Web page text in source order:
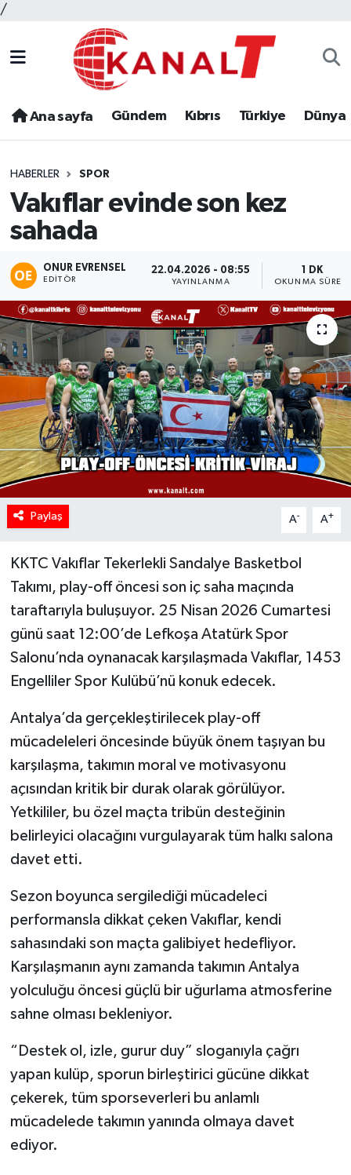
/
Ana sayfa Gündem Kıbrıs Türkiye Dünya
HABERLER SPOR
Vakıflar evinde son kez
sahada
ONUR EVRENSEL
EDITÖR
22.04.2026 - 08:55
YAYINLANMA
1 DK
OKUNMA SÜRESI
Paylaş A- A+
KKTC Vakıflar Tekerlekli Sandalye Basketbol
Takımı, play-off öncesi son iç saha maçında
taraftarıyla buluşuyor. 25 Nisan 2026 Cumartesi
günü saat 12:00’de Lefkoşa Atatürk Spor
Salonu’nda oynanacak karşılaşmada Vakıflar, 1453
Engelliler Spor Kulübü’nü konuk edecek.
Antalya’da gerçekleştirilecek play-off
mücadeleleri öncesinde büyük önem taşıyan bu
karşılaşma, takımın moral ve motivasyonu
açısından kritik bir durak olarak görülüyor.
Yetkililer, bu özel maçta tribün desteğinin
belirleyici olacağını vurgulayarak tüm halkı salona
davet etti.
Sezon boyunca sergilediği mücadeleci
performansla dikkat çeken Vakıflar, kendi
sahasındaki son maçta galibiyet hedefliyor.
Karşılaşmanın aynı zamanda takımın Antalya
yolculuğu öncesi güçlü bir uğurlama atmosferine
sahne olması bekleniyor.
“Destek ol, izle, gurur duy” sloganıyla çağrı
yapan kulüp, sporun birleştirici gücüne dikkat
çekerek, tüm sporseverleri bu anlamlı
mücadelede takımın yanında olmaya davet
ediyor.